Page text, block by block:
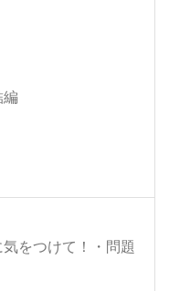
をつけて！・問題